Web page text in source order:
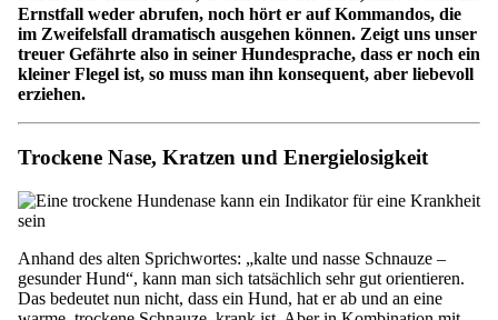
Ernstfall weder abrufen, noch hört er auf Kommandos, die
im Zweifelsfall dramatisch ausgehen können. Zeigt uns unser
treuer Gefährte also in seiner Hundesprache, dass er noch ein
kleiner Flegel ist, so muss man ihn konsequent, aber liebevoll
erziehen.
Trockene Nase, Kratzen und Energielosigkeit
Anhand des alten Sprichwortes: „kalte und nasse Schnauze –
gesunder Hund“, kann man sich tatsächlich sehr gut orientieren.
Das bedeutet nun nicht, dass ein Hund, hat er ab und an eine